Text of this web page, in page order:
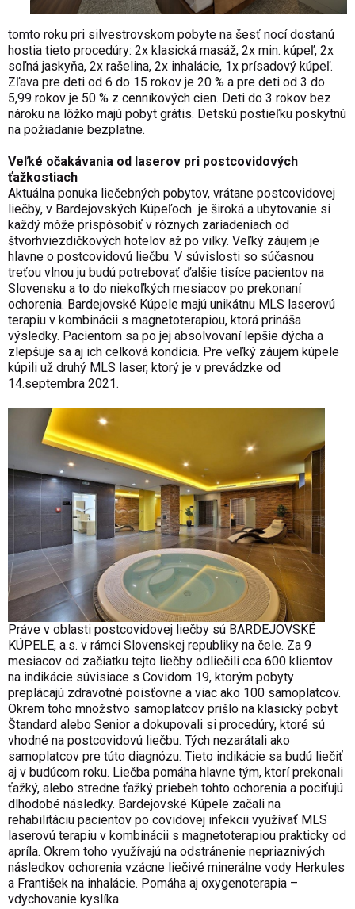
tomto roku pri silvestrovskom pobyte na šesť nocí dostanú
hostia tieto procedúry: 2x klasická masáž, 2x min. kúpeľ, 2x
soľná jaskyňa, 2x rašelina, 2x inhalácie, 1x prísadový kúpeľ.
Zľava pre deti od 6 do 15 rokov je 20 % a pre deti od 3 do
5,99 rokov je 50 % z cenníkových cien. Deti do 3 rokov bez
nároku na lôžko majú pobyt grátis. Detskú postieľku poskytnú
na požiadanie bezplatne.
Veľké očakávania od laserov pri postcovidových
ťažkostiach
Aktuálna ponuka liečebných pobytov, vrátane postcovidovej
liečby, v Bardejovských Kúpeľoch je široká a ubytovanie si
každý môže prispôsobiť v rôznych zariadeniach od
štvorhviezdičkových hotelov až po vilky. Veľký záujem je
hlavne o postcovidovú liečbu. V súvislosti so súčasnou
treťou vlnou ju budú potrebovať ďalšie tisíce pacientov na
Slovensku a to do niekoľkých mesiacov po prekonaní
ochorenia. Bardejovské Kúpele majú unikátnu MLS laserovú
terapiu v kombinácii s magnetoterapiou, ktorá prináša
výsledky. Pacientom sa po jej absolvovaní lepšie dýcha a
zlepšuje sa aj ich celková kondícia. Pre veľký záujem kúpele
kúpili už druhý MLS laser, ktorý je v prevádzke od
14.septembra 2021.
Práve v oblasti postcovidovej liečby sú BARDEJOVSKÉ
KÚPELE, a.s. v rámci Slovenskej republiky na čele. Za 9
mesiacov od začiatku tejto liečby odliečili cca 600 klientov
na indikácie súvisiace s Covidom 19, ktorým pobyty
preplácajú zdravotné poisťovne a viac ako 100 samoplatcov.
Okrem toho množstvo samoplatcov prišlo na klasický pobyt
Štandard alebo Senior a dokupovali si procedúry, ktoré sú
vhodné na postcovidovú liečbu. Tých nezarátali ako
samoplatcov pre túto diagnózu. Tieto indikácie sa budú liečiť
aj v budúcom roku. Liečba pomáha hlavne tým, ktorí prekonali
ťažký, alebo stredne ťažký priebeh tohto ochorenia a pociťujú
dlhodobé následky. Bardejovské Kúpele začali na
rehabilitáciu pacientov po covidovej infekcii využívať MLS
laserovú terapiu v kombinácii s magnetoterapiou prakticky od
apríla. Okrem toho využívajú na odstránenie nepriaznivých
následkov ochorenia vzácne liečivé minerálne vody Herkules
a František na inhalácie. Pomáha aj oxygenoterapia –
vdychovanie kyslíka.